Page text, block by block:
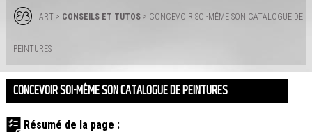
ART> CONSEILS ET TUTOS> CONCEVOIR SOI-MÊME SON CATALOGUE DE
PEINTURES
CONCEVOIR SOI-MÊME SON CATALOGUE DE PEINTURES
Résumé de la page :